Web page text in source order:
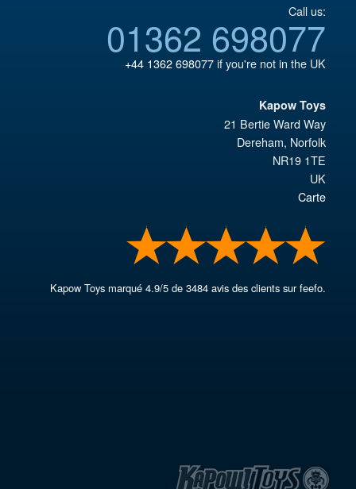
Call us:
01362 698077
+44 1362 698077if you're not in the UK
Kapow Toys
21 Bertie Ward Way
Dereham, Norfolk
NR19 1TE
UK
Carte
Kapow Toys marqué4.9/5 de3484 avis des clients sur feefo.